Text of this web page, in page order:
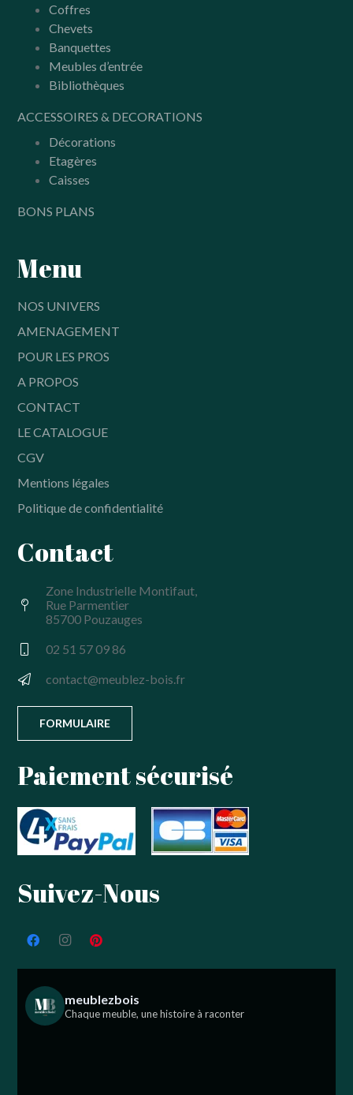
Coffres
Chevets
Banquettes
Meubles d’entrée
Bibliothèques
ACCESSOIRES & DECORATIONS
Décorations
Etagères
Caisses
BONS PLANS
Menu
NOS UNIVERS
AMENAGEMENT
POUR LES PROS
A PROPOS
CONTACT
LE CATALOGUE
CGV
Mentions légales
Politique de confidentialité
Contact
Zone Industrielle Montifaut,
Rue Parmentier
85700 Pouzauges
02 51 57 09 86
contact@meublez-bois.fr
FORMULAIRE
Paiement sécurisé
Suivez-Nous
meublezbois
Chaque meuble, une histoire à raconter